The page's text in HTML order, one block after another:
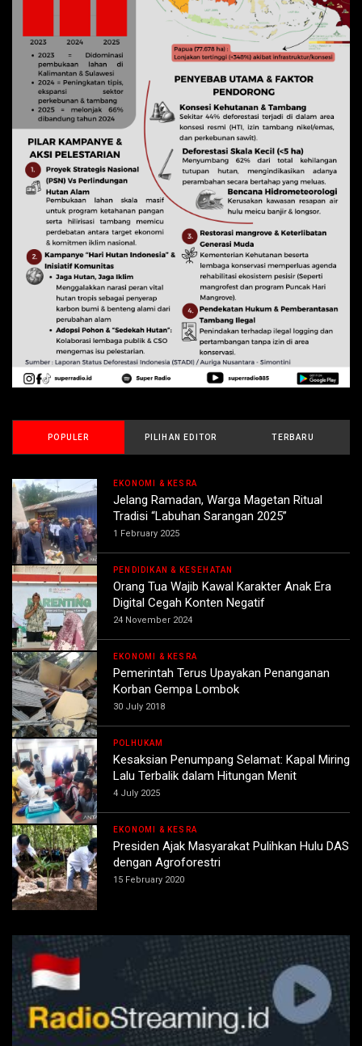
POPULER PILIHAN EDITOR TERBARU
EKONOMI & KESRA
Jelang Ramadan, Warga Magetan Ritual
Tradisi “Labuhan Sarangan 2025”
1 February 2025
PENDIDIKAN & KESEHATAN
Orang Tua Wajib Kawal Karakter Anak Era
Digital Cegah Konten Negatif
24 November 2024
EKONOMI & KESRA
Pemerintah Terus Upayakan Penanganan
Korban Gempa Lombok
30 July 2018
POLHUKAM
Kesaksian Penumpang Selamat: Kapal Miring
Lalu Terbalik dalam Hitungan Menit
4 July 2025
EKONOMI & KESRA
Presiden Ajak Masyarakat Pulihkan Hulu DAS
dengan Agroforestri
15 February 2020